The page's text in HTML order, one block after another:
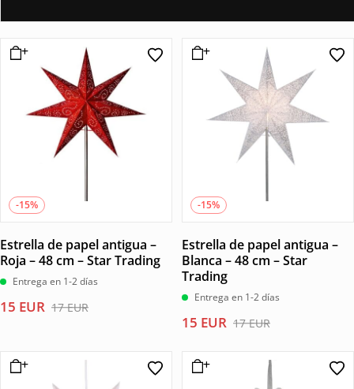
-15%
Estrella de papel antigua –
Roja – 48 cm – Star Trading
Entrega en 1-2 días
17EUR
El
era:
17 EUR.
15 EUR
El
es:
15 EUR.
-15%
Estrella de papel antigua –
Blanca – 48 cm – Star
Trading
Entrega en 1-2 días
17EUR
El
original
era:
15 EUR
El
actual
es: